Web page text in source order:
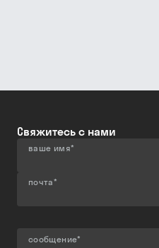
Свяжитесь с нами
ваше имя*
почта*
сообщение*